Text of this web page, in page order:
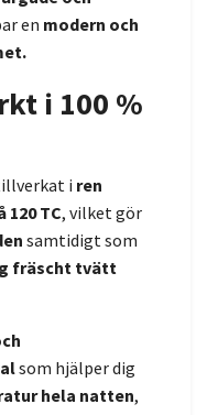
en modern och
i 100 %
i ren
TC, vilket gör
samtidigt som
fräscht tvätt
som hjälper dig
hela natten,